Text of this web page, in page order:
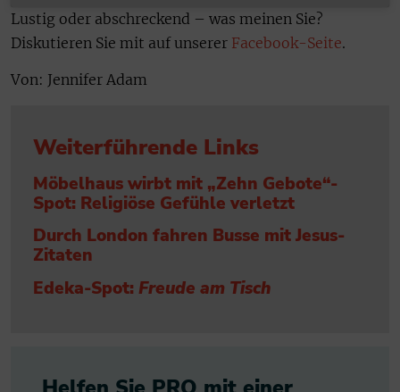
Lustig oder abschreckend – was meinen Sie?
Diskutieren Sie mit auf unserer Facebook-Seite.
Von: Jennifer Adam
Weiterführende Links
Möbelhaus wirbt mit „Zehn Gebote“-
Spot: Religiöse Gefühle verletzt
Durch London fahren Busse mit Jesus-
Zitaten
Edeka-Spot: Freude am Tisch